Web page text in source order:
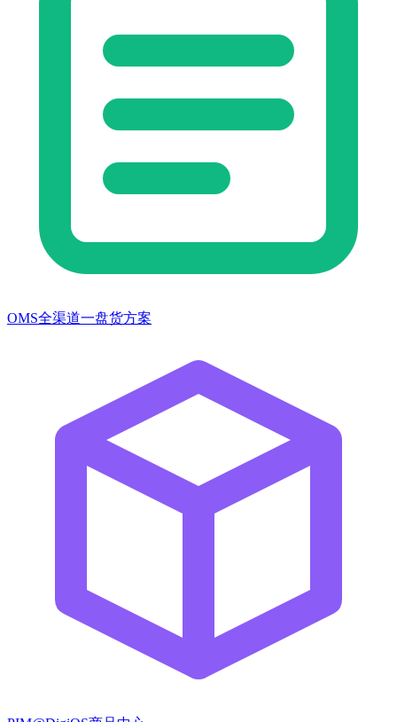
OMS全渠道一盘货方案